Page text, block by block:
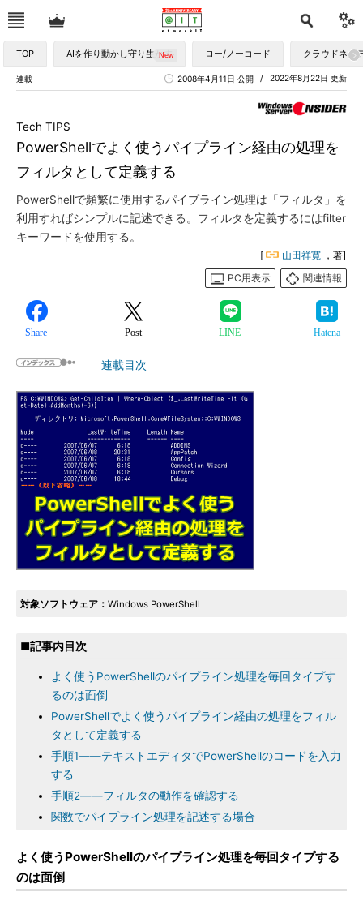
TOP AIを作り動かし守り生かす ロー/ノーコード クラウドネイ
連載 2022年8月22日 更新
2008年4月11日 公開
PowerShellでよく使うパイプライン経由の処理を
フィルタとして定義する
Tech TIPS
PowerShellで頻繁に使用するパイプライン処理は「フィルタ」を
利用すればシンプルに記述できる。フィルタを定義するにはfilter
キーワードを使用する。
[ 山田祥寛 ，著]
PC用表示
関連情報
Share Post LINE Hatena
連載目次
対象ソフトウェア： Windows PowerShell
■記事内目次
よく使うPowerShellのパイプライン処理を毎回タイプす
るのは面倒
PowerShellでよく使うパイプライン経由の処理をフィル
タとして定義する
手順1――テキストエディタでPowerShellのコードを入力
する
手順2――フィルタの動作を確認する
関数でパイプライン処理を記述する場合
よく使うPowerShellのパイプライン処理を毎回タイプする
のは面倒